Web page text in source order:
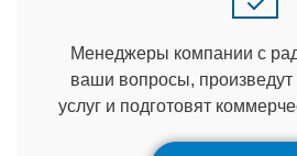
Менеджеры компании с
аши вопросы, произведут
услуг и подготовят